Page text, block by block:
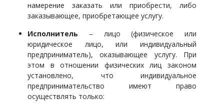
намерение заказать или приобрести, либо
заказывающее, приобретающее услугу.
Исполнитель – лицо (физическое или
юридическое лицо, или индивидуальный
предприниматель), оказывающее услугу. При
этом в отношении физических лиц законом
установлено, что индивидуальное
предпринимательство имеют право
осуществлять только: